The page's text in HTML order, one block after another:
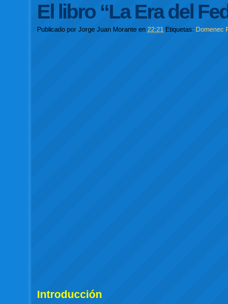
El libro “La Era del
Publicado porJorge Juan Morante en22:21 Etiquetas: Domenec
Introducción